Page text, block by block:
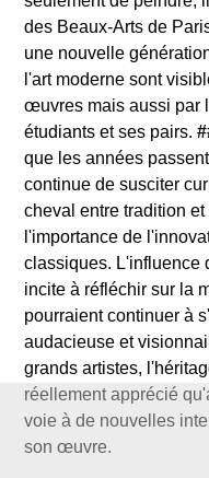
des Beaux-Arts de
une nouvelle
l'art moderne sont
œuvres mais aussi par
étudiants et ses pairs.
que les années
continue de susciter
cheval entre tradition
l'importance de
classiques. L'influence
incite à réfléchir sur la
pourraient continuer à
audacieuse et
grands artistes,
réellement apprécié
voie à de nouvelles
son œuvre.